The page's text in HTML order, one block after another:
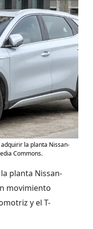
la planta Nissan-
Commons.
planta Nissan-
movimiento
y el T-